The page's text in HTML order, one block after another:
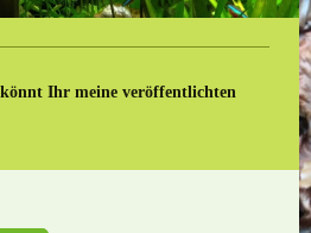
Ihr meine veröffentlichten